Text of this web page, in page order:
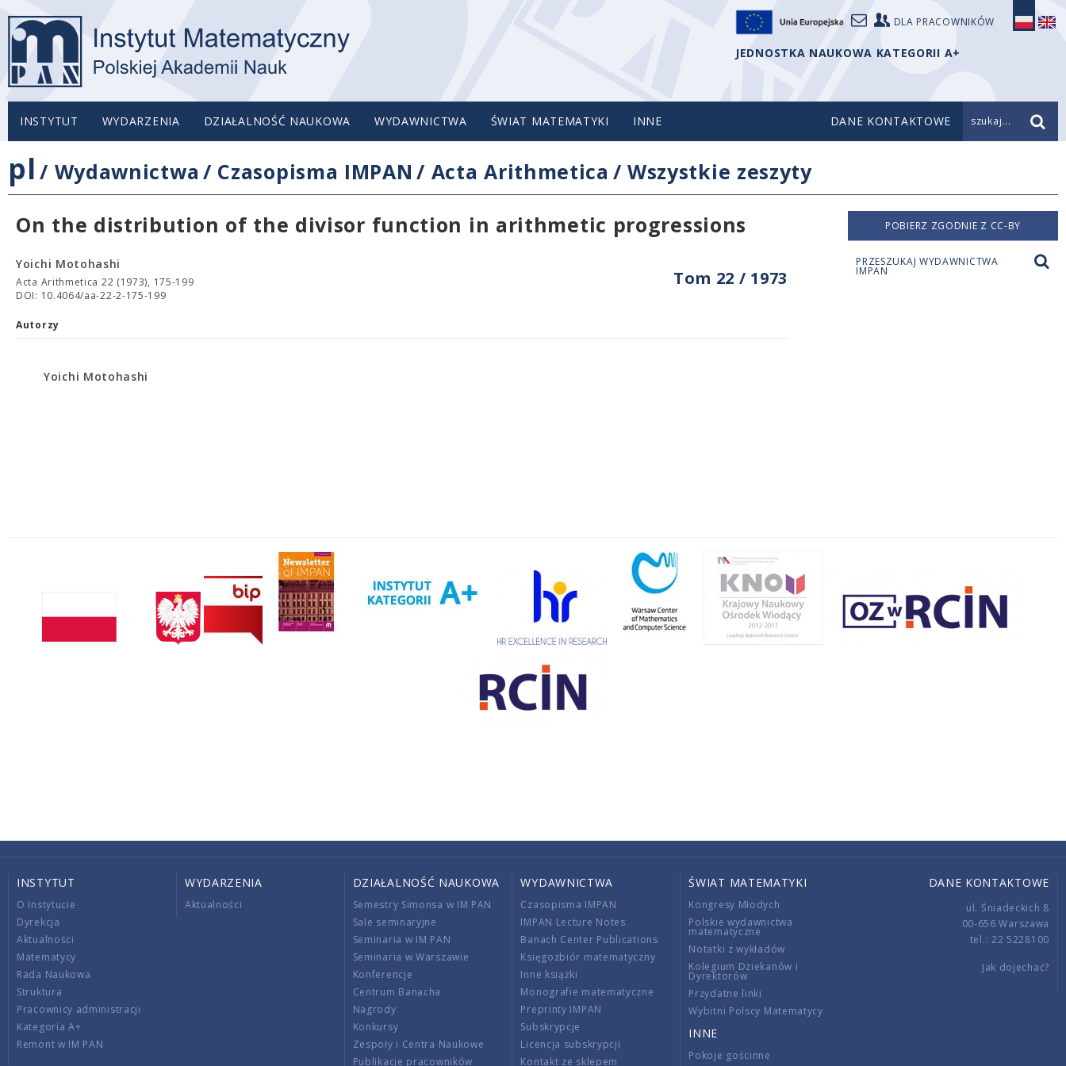
DLA PRACOWNIKÓW
JEDNOSTKA NAUKOWA KATEGORII A+
INSTYTUT WYDARZENIA DZIAŁALNOŚĆ NAUKOWA WYDAWNICTWA ŚWIAT MATEMATYKI INNE DANE KONTAKTOWE szukaj...
pl / Wydawnictwa / Czasopisma IMPAN / Acta Arithmetica / Wszystkie zeszyty
On the distribution of the divisor function in arithmetic progressions
Tom 22 / 1973
Yoichi Motohashi
Acta Arithmetica 22 (1973), 175-199
DOI: 10.4064/aa-22-2-175-199
Autorzy
Yoichi Motohashi
POBIERZ ZGODNIE Z CC-BY
PRZESZUKAJ WYDAWNICTWA
IMPAN
INSTYTUT
O Instytucie
Dyrekcja
Aktualności
Matematycy
Rada Naukowa
Struktura
Pracownicy administracji
Kategoria A+
Remont w IM PAN
WYDARZENIA
Aktualności
DZIAŁALNOŚĆ NAUKOWA
Semestry Simonsa w IM PAN
Sale seminaryjne
Seminaria w IM PAN
Seminaria w Warszawie
Konferencje
Centrum Banacha
Nagrody
Konkursy
Zespoły i Centra Naukowe
Publikacje pracowników
WYDAWNICTWA
Czasopisma IMPAN
IMPAN Lecture Notes
Banach Center Publications
Księgozbiór matematyczny
Inne książki
Monografie matematyczne
Preprinty IMPAN
Subskrypcje
Licencja subskrypcji
Kontakt ze sklepem
ŚWIAT MATEMATYKI
Kongresy Młodych
Polskie wydawnictwa
matematyczne
Notatki z wykładów
Kolegium Dziekanów i
Dyrektorów
Przydatne linki
Wybitni Polscy Matematycy
INNE
Pokoje gościnne
DANE KONTAKTOWE
ul. Śniadeckich 8
00-656 Warszawa
tel.: 22 5228100
Jak dojechać?